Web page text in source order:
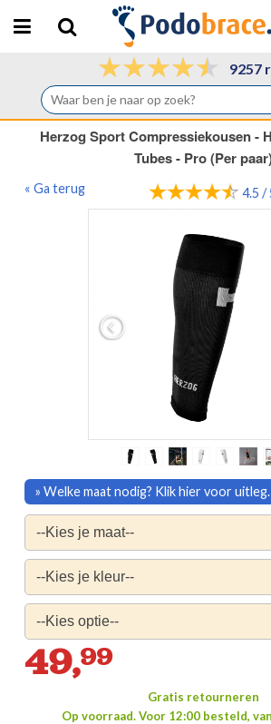
9257
Herzog Sport Compressiekousen -
Tubes - Pro (Per
« Ga terug 4.5 /
49,99
Gratis retourneren
Op voorraad.Voor 12:00 besteld,
» Welke maat nodig? Klik hier voor uitleg.